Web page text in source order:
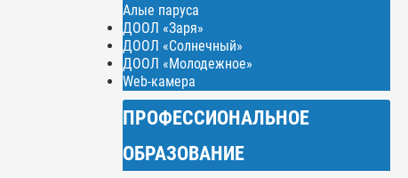
Алые паруса
ДООЛ «Заря»
ДООЛ «Солнечный»
ДООЛ «Молодежное»
Web-камера
ПРОФЕССИОНАЛЬНОЕ
ОБРАЗОВАНИЕ